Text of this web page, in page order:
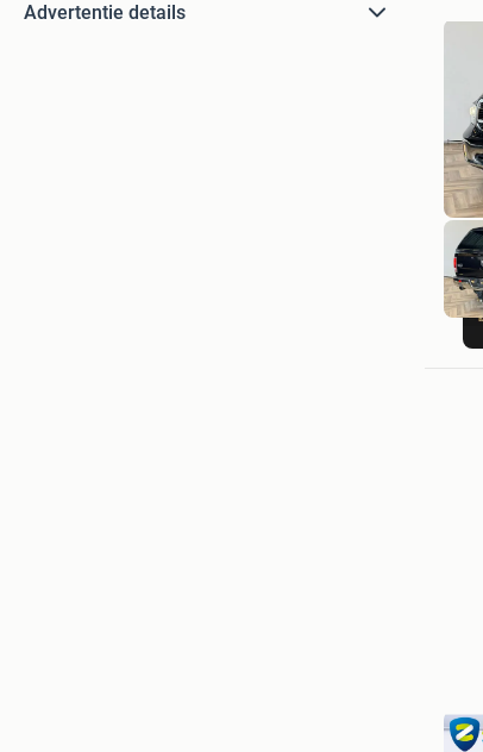
Advertentie details